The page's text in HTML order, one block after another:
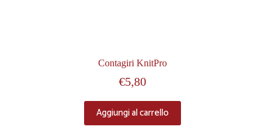
Contagiri KnitPro
€5,80
Aggiungi al carrello